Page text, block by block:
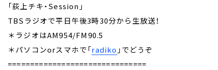
「荻上チキ・Session」
TBSラジオで平日午後3時30分から生放送！
＊ラジオはAM954/FM90.5
＊パソコンorスマホで「radiko 」でどうぞ
===============================